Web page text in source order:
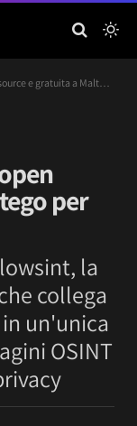
a Maltego per l’OSINT
per
la
collega
un'unica
OSINT